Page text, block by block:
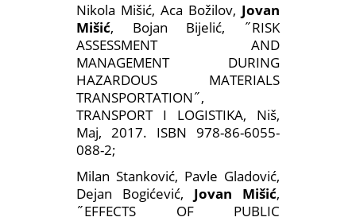
Nikola Mišić, Aca Božilov, Jovan
Mišić, Bojan Bijelić, ˝RISK
ASSESSMENT AND
MANAGEMENT DURING
HAZARDOUS MATERIALS
TRANSPORTATION˝,
TRANSPORT I LOGISTIKA, Niš,
Maj, 2017. ISBN 978-86-6055-
088-2;
Milan Stanković, Pavle Gladović,
Dejan Bogićević, Jovan Mišić,
˝EFFECTS OF PUBLIC